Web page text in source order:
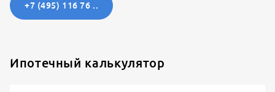
+7 (495) 116 76 ..
Ипотечный калькулятор